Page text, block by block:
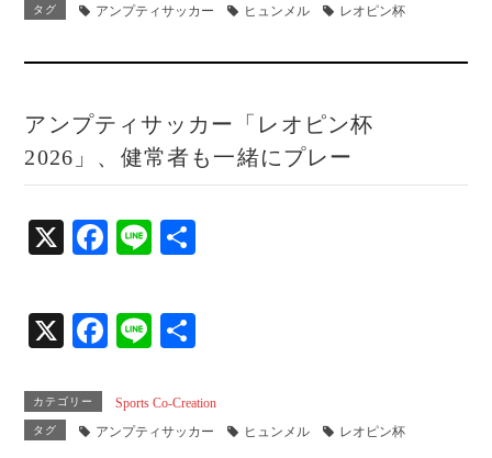
ok
タグ アンプティサッカー ヒュンメル レオピン杯
アンプティサッカー「レオピン杯
2026」、健常者も一緒にプレー
X
Fa
bo
ok
Li
X
Fa
bo
ok
Li
カテゴリー Sports Co-Creation
タグ アンプティサッカー ヒュンメル レオピン杯